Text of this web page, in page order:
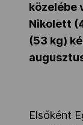
Adatbank
közelébe
Nikolett
(53 kg)
Elsőként